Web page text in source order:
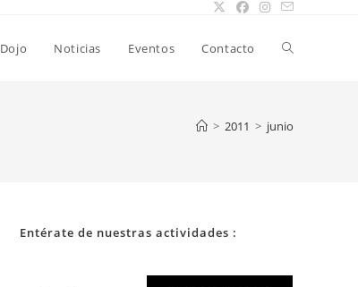
Dojo Noticias Eventos Contacto
> 2011 > junio
Entérate de nuestras actividades :